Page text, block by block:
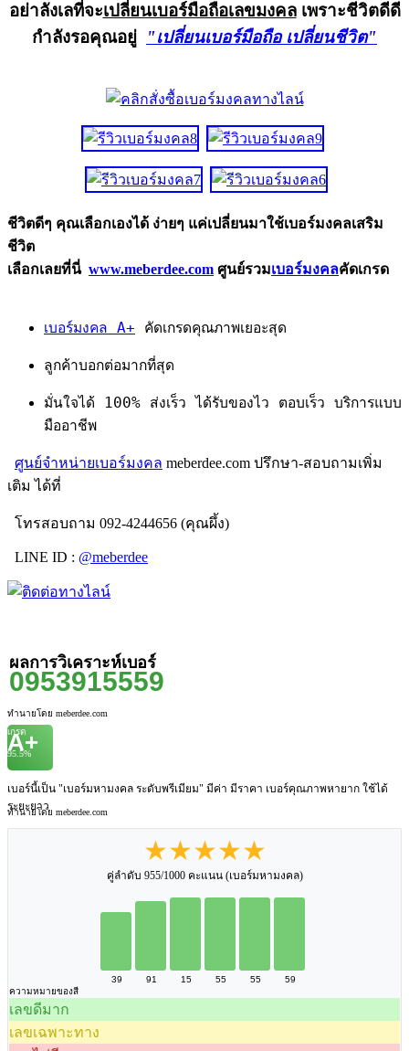
อย่าลังเลที่จะเปลี่ยนเบอร์มือถือเลขมงคลเพราะชีวิตดีดี
กำลังรอคุณอยู่
"เปลี่ยนเบอร์มือถือ เปลี่ยนชีวิต"
ชีวิตดีๆ คุณเลือกเองได้ ง่ายๆ แค่เปลี่ยนมาใช้เบอร์มงคลเสริม
ชีวิต
เลือกเลยที่นี่ www.meberdee.com ศูนย์รวมเบอร์มงคลคัดเกรด
เบอร์มงคล A+ คัดเกรดคุณภาพเยอะสุด
ลูกค้าบอกต่อมากที่สุด
มั่นใจได้ 100% ส่งเร็ว ได้รับของไว ตอบเร็ว บริการแบบ
มืออาชีพ
ศูนย์จำหน่ายเบอร์มงคล meberdee.com ปรึกษา-สอบถามเพิ่ม
เติม ได้ที่
โทรสอบถาม 092-4244656 (คุณผึ้ง)
LINE ID : @meberdee
ผลการวิเคราะห์เบอร์
0953915559
ทำนายโดย meberdee.com
เกรด
A+
95.5%
เบอร์นี้เป็น "เบอร์มหามงคล ระดับพรีเมียม" มีค่า มีราคา เบอร์คุณภาพหายาก ใช้ได้
ระยะยาว
ทำนายโดย meberdee.com
★★★★★
คู่ลำดับ 955/1000 คะแนน (เบอร์มหามงคล)
39 91 15 55 55
59
ความหมายของสี
เลขดีมาก
เลขเฉพาะทาง